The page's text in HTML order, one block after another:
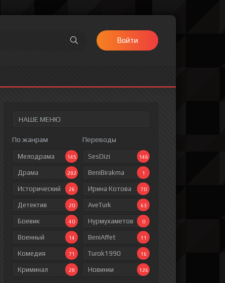
Войти
НАШЕ МЕНЮ
По жанрам
Мелодрама 145
Драма 282
Исторический 26
Детектив 20
Боевик 40
Военный 14
Комедия 71
Криминал 28
Переводы
SesDizi 146
BeniBirakma 1
Ирина Котова 70
AveTurk 63
Нурмухаметов 0
BeniAffet 11
Turok1990 16
Новинки 126